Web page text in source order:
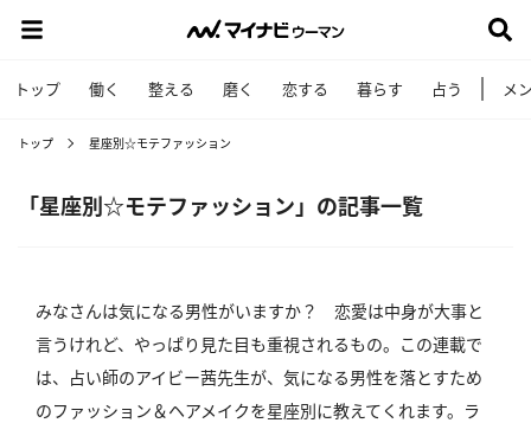
トップ 働く 整える 磨く 恋する 暮らす 占う メ
トップ 星座別☆モテファッション
「星座別☆モテファッション」の記事一覧
みなさんは気になる男性がいますか？ 恋愛は中身が大事と
言うけれど、やっぱり見た目も重視されるもの。この連載で
は、占い師のアイビー茜先生が、気になる男性を落とすため
のファッション＆ヘアメイクを星座別に教えてくれます。ラ